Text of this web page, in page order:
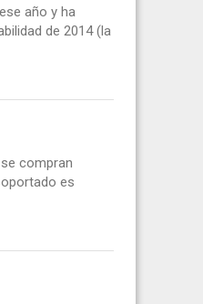
año y ha
de 2014 (la
compran
es